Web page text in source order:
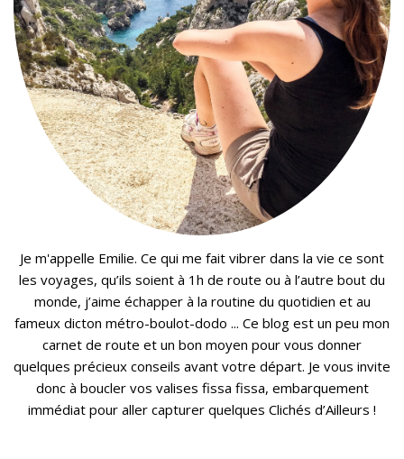
Je m'appelle Emilie. Ce qui me fait vibrer dans la vie ce sont
les voyages, qu’ils soient à 1h de route ou à l’autre bout du
monde, j’aime échapper à la routine du quotidien et au
fameux dicton métro-boulot-dodo ... Ce blog est un peu mon
carnet de route et un bon moyen pour vous donner
quelques précieux conseils avant votre départ. Je vous invite
donc à boucler vos valises fissa fissa, embarquement
immédiat pour aller capturer quelques Clichés d’Ailleurs !